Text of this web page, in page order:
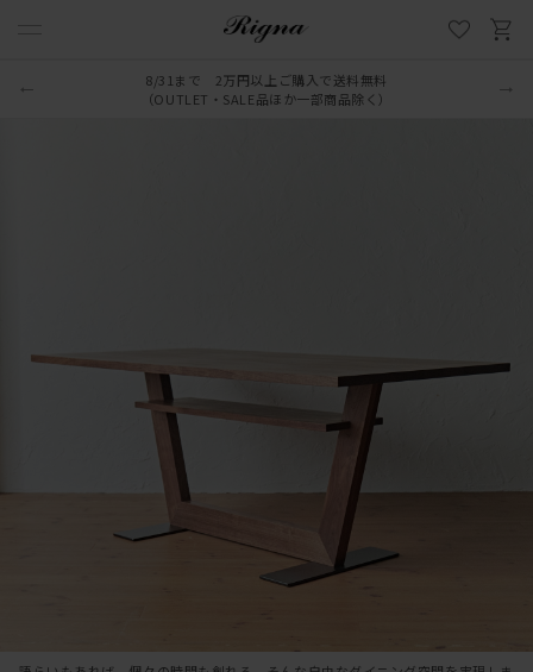
8/31まで 2万円以上ご購入で送料無料
（OUTLET・SALE品ほか一部商品除く）